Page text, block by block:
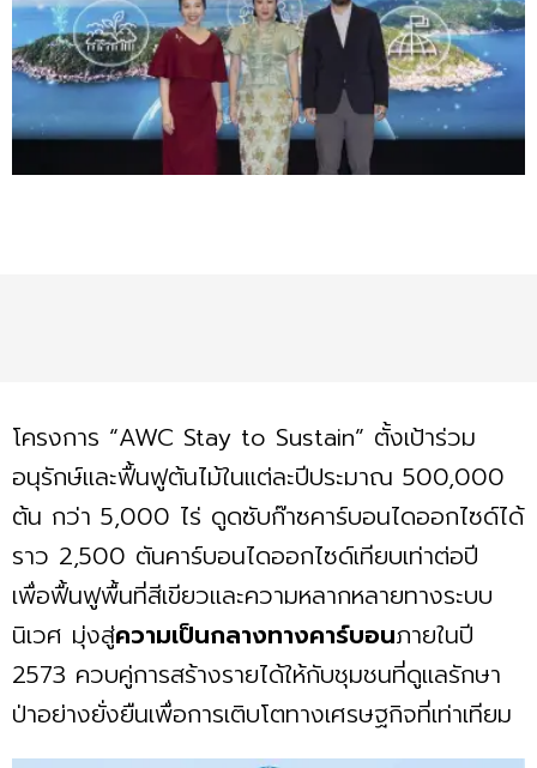
โครงการ “AWC Stay to Sustain” ตั้งเป้าร่วม
อนุรักษ์และฟื้นฟูต้นไม้ในแต่ละปีประมาณ 500,000
ต้น กว่า 5,000 ไร่ ดูดซับก๊าซคาร์บอนไดออกไซด์ได้
ราว 2,500 ตันคาร์บอนไดออกไซด์เทียบเท่าต่อปี
เพื่อฟื้นฟูพื้นที่สีเขียวและความหลากหลายทางระบบ
นิเวศ มุ่งสู่ความเป็นกลางทางคาร์บอนภายในปี
2573 ควบคู่การสร้างรายได้ให้กับชุมชนที่ดูแลรักษา
ป่าอย่างยั่งยืนเพื่อการเติบโตทางเศรษฐกิจที่เท่าเทียม